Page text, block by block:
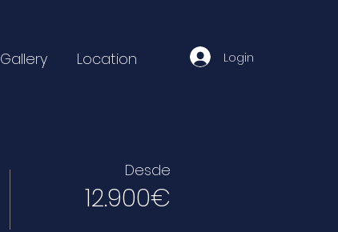
Gallery Location Login
Desde
12.900€